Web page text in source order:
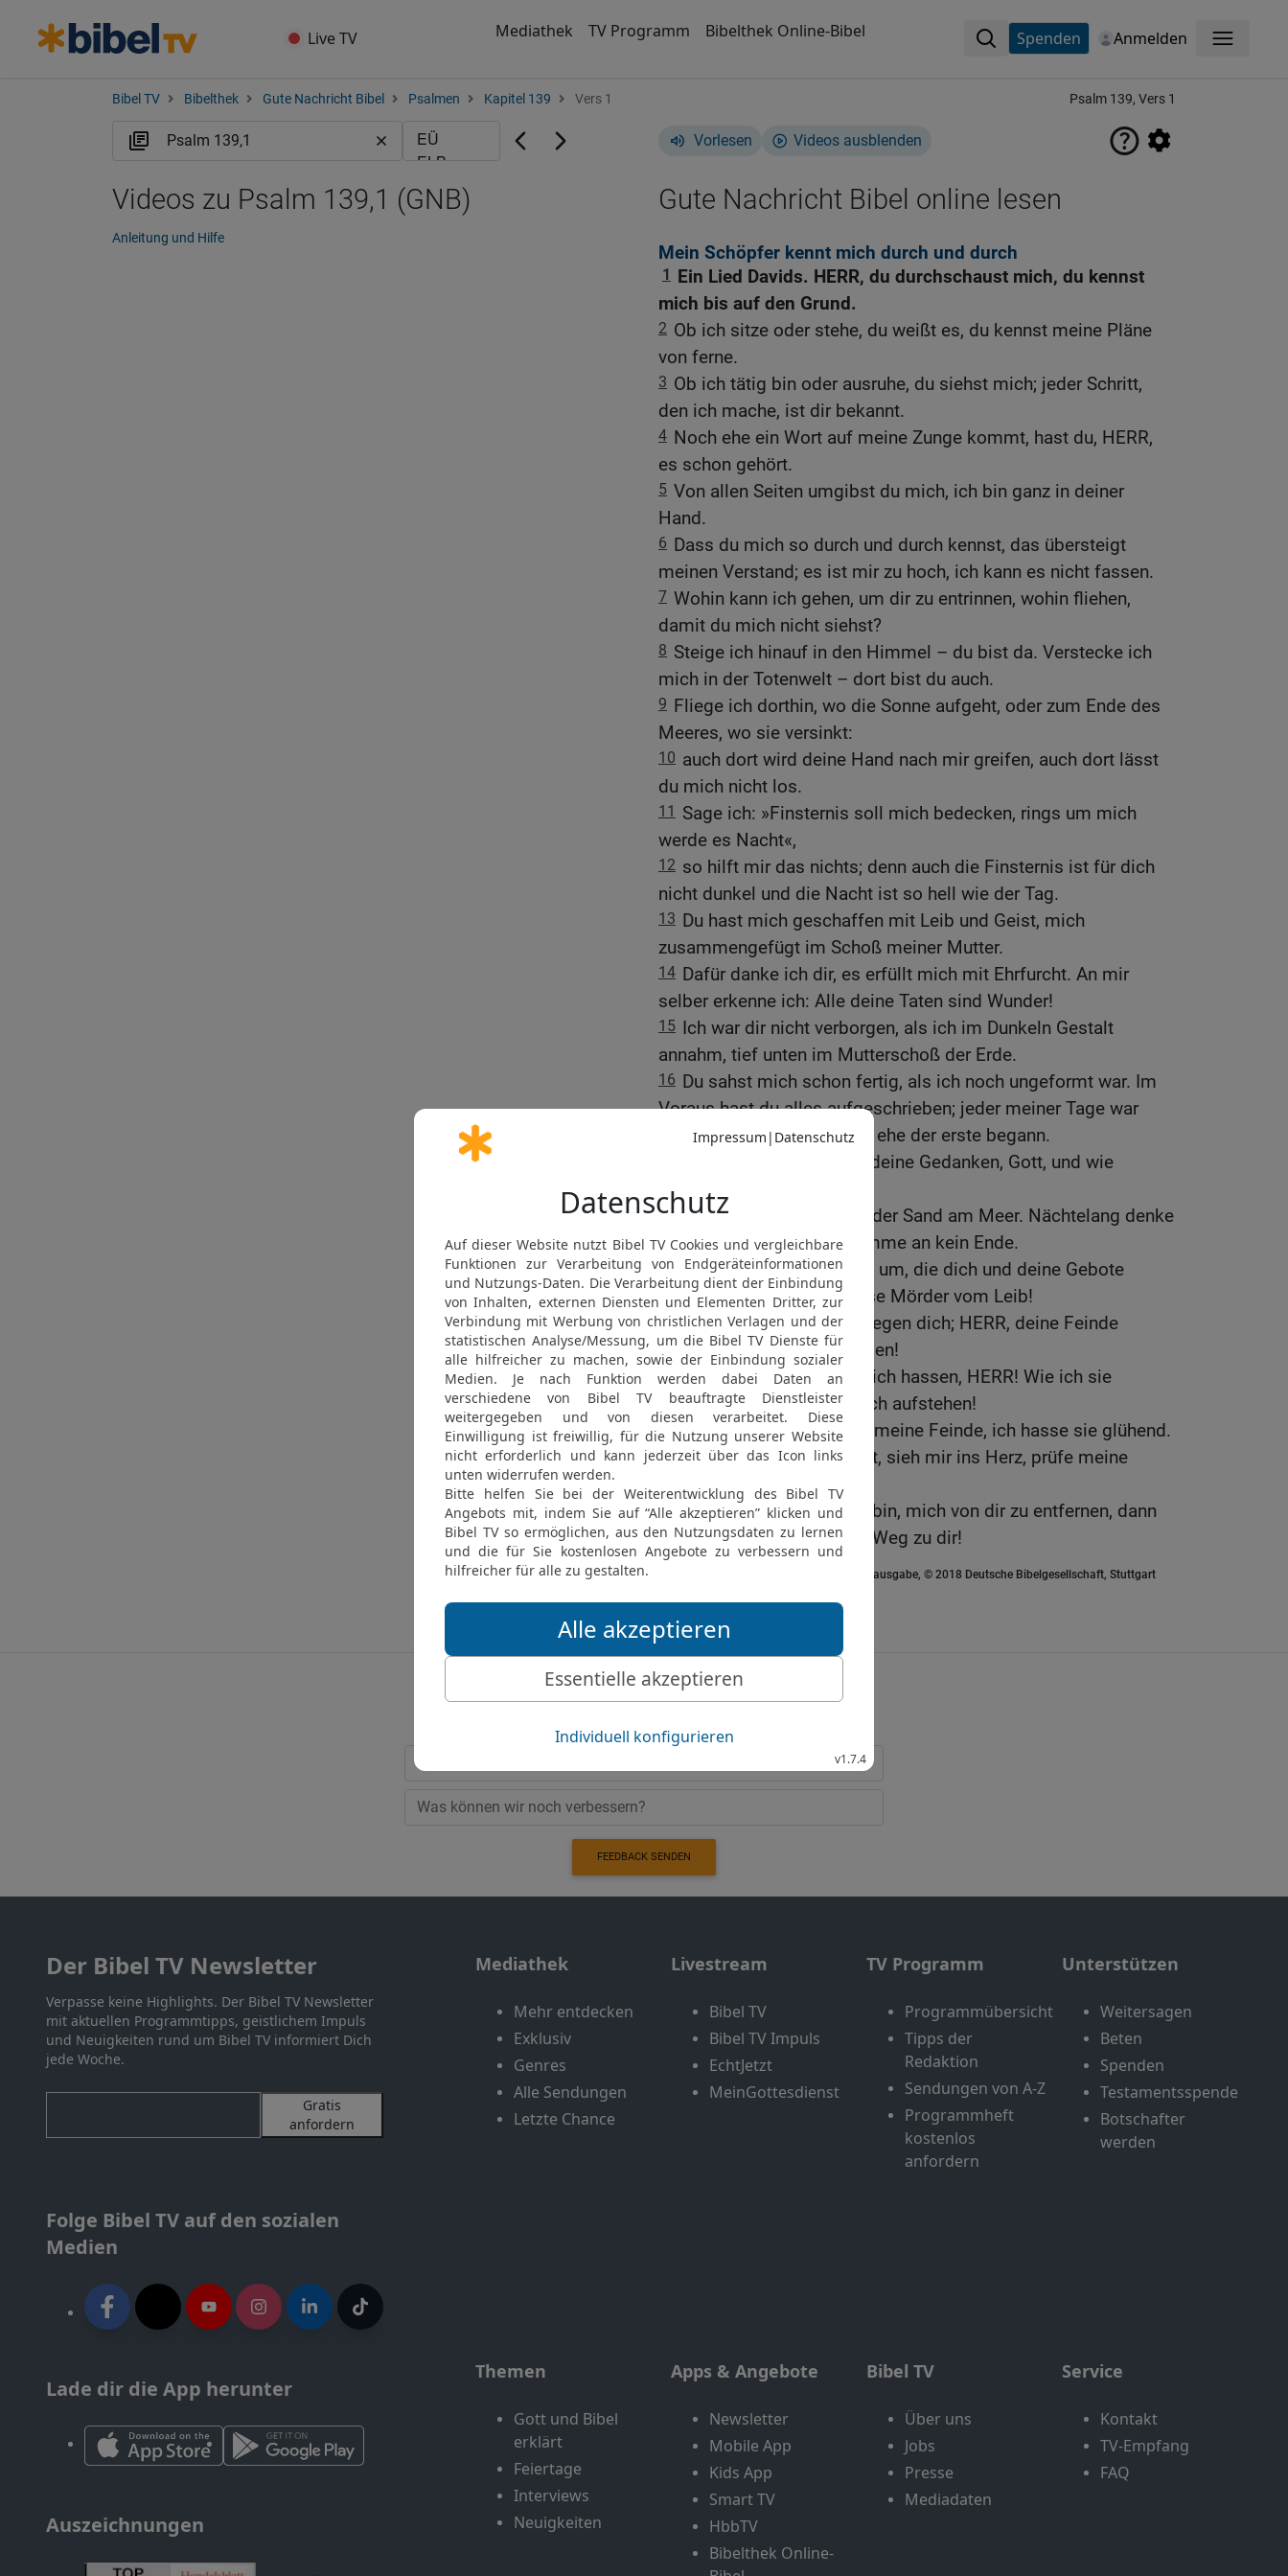
Live TV Mediathek TV Programm Bibelthek Online-Bibel Spenden Anmelden Menü
Bibel TV Bibelthek Gute Nachricht Bibel Psalmen Kapitel 139 Vers 1 Psalm 139, Vers 1
Vorlesen Videos ausblenden
Gute Nachricht Bibel online lesen
Mein Schöpfer kennt mich durch und durch
1
Ein Lied Davids. HERR, du durchschaust mich, du kennst
mich bis auf den Grund.
2 Ob ich sitze oder stehe, du weißt es, du kennst meine Pläne
von ferne.
3 Ob ich tätig bin oder ausruhe, du siehst mich; jeder Schritt,
den ich mache, ist dir bekannt.
4 Noch ehe ein Wort auf meine Zunge kommt, hast du, HERR,
es schon gehört.
5 Von allen Seiten umgibst du mich, ich bin ganz in deiner
Hand.
6 Dass du mich so durch und durch kennst, das übersteigt
meinen Verstand; es ist mir zu hoch, ich kann es nicht fassen.
7 Wohin kann ich gehen, um dir zu entrinnen, wohin fliehen,
damit du mich nicht siehst?
8 Steige ich hinauf in den Himmel – du bist da. Verstecke ich
mich in der Totenwelt – dort bist du auch.
9 Fliege ich dorthin, wo die Sonne aufgeht, oder zum Ende des
Meeres, wo sie versinkt:
10 auch dort wird deine Hand nach mir greifen, auch dort lässt
du mich nicht los.
11
Sage ich: »Finsternis soll mich bedecken, rings um mich
werde es Nacht«,
12 so hilft mir das nichts; denn auch die Finsternis ist für dich
nicht dunkel und die Nacht ist so hell wie der Tag.
13 Du hast mich geschaffen mit Leib und Geist, mich
zusammengefügt im Schoß meiner Mutter.
14 Dafür danke ich dir, es erfüllt mich mit Ehrfurcht. An mir
selber erkenne ich: Alle deine Taten sind Wunder!
15 Ich war dir nicht verborgen, als ich im Dunkeln Gestalt
annahm, tief unten im Mutterschoß der Erde.
16 Du sahst mich schon fertig, als ich noch ungeformt war. Im
Voraus hast du alles aufgeschrieben; jeder meiner Tage war
schon vorgezeichnet, noch ehe der erste begann.
Wie rätselhaft sind mir deine Gedanken, Gott, und wie
unermesslich ist ihre Fülle!
18 Sie sind zahlreicher als der Sand am Meer. Nächtelang denke
ich über dich nach und komme an kein Ende.
19
Gott, bring sie doch alle um, die dich und deine Gebote
missachten! Halte mir diese Mörder vom Leib!
20 Sie reden Lästerworte gegen dich; HERR, deine Feinde
missbrauchen deinen Namen!
21 Wie ich sie hasse, die dich hassen, HERR! Wie ich sie
verabscheue, die gegen dich aufstehen!
22 Deine Feinde sind auch meine Feinde, ich hasse sie glühend.
23 Durchforsche mich, Gott, sieh mir ins Herz, prüfe meine
Wünsche und Gedanken!
24 Und wenn ich in Gefahr bin, mich von dir zu entfernen, dann
bring mich zurück auf den Weg zu dir!
Gute Nachricht Bibel, durchgesehene Neuausgabe, © 2018 Deutsche Bibelgesellschaft, Stuttgart
Videos zu Psalm 139,1 (GNB)
Anleitung und Hilfe
Möchtest du uns Feedback geben?
FEEDBACK SENDEN
Der Bibel TV Newsletter
Verpasse keine Highlights. Der Bibel TV Newsletter
mit aktuellen Programmtipps, geistlichem Impuls
und Neuigkeiten rund um Bibel TV informiert Dich
jede Woche.
Gratis
anfordern
Folge Bibel TV auf den sozialen
Medien
Lade dir die App herunter
Auszeichnungen
Mediathek
Mehr entdecken
Exklusiv
Genres
Alle Sendungen
Letzte Chance
Livestream
Bibel TV
Bibel TV Impuls
EchtJetzt
MeinGottesdienst
TV Programm
Programmübersicht
Tipps der
Redaktion
Sendungen von A-Z
Programmheft
kostenlos
anfordern
Unterstützen
Weitersagen
Beten
Spenden
Testamentsspende
Botschafter
werden
Themen
Gott und Bibel
erklärt
Feiertage
Interviews
Neuigkeiten
Apps & Angebote
Newsletter
Mobile App
Kids App
Smart TV
HbbTV
Bibelthek Online-
Bibel TV
Über uns
Jobs
Presse
Mediadaten
Service
Kontakt
TV-Empfang
FAQ